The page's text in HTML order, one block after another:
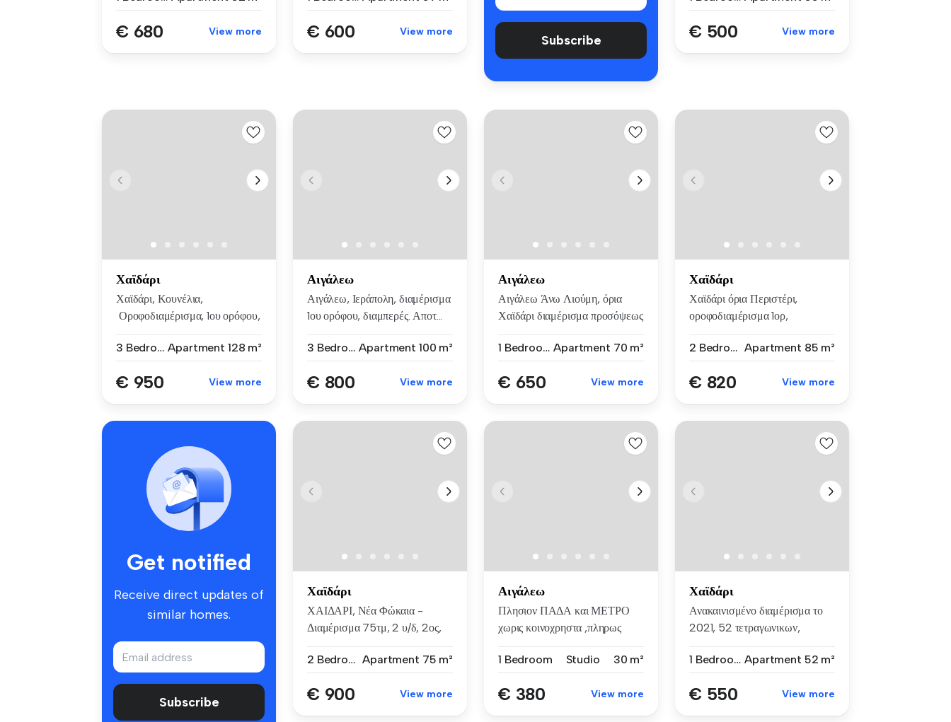
€ 680 View more € 600 View more
Subscribe € 500 View more
Χαϊδάρι
Χαϊδάρι, Κουνέλια,
Οροφοδιαμέρισμα, 1ου ορόφου,
3 Bedrooms Apartment 128 m²
€ 950 View more
Αιγάλεω
Αιγάλεω, Ιεράπολη, διαμέρισμα
1ου ορόφου, διαμπερές. Αποτ...
3 Bedrooms Apartment 100 m²
€ 800 View more
Αιγάλεω
Αιγάλεω Άνω Λιούμη, όρια
Χαϊδάρι διαμέρισμα προσόψεως
1 Bedroom Apartment 70 m²
€ 650 View more
Χαϊδάρι
Χαϊδάρι όρια Περιστέρι,
οροφοδιαμέρισμα 1ορ,
2 Bedrooms Apartment 85 m²
€ 820 View more
Get notified
Receive direct updates of
similar homes.
Subscribe
Χαϊδάρι
ΧΑΙΔΑΡΙ, Νέα Φώκαια -
Διαμέρισμα 75τμ, 2 υ/δ, 2ος,
2 Bedrooms Apartment 75 m²
€ 900 View more
Αιγάλεω
Πλησιον ΠΑΔΑ και ΜΕΤΡΟ
χωρις κοινοχρηστα ,πληρως
1 Bedroom
Studio 30 m²
€ 380 View more
Χαϊδάρι
Ανακαινισμένο διαμέρισμα το
2021, 52 τετραγωνικων,
1 Bedroom Apartment 52 m²
€ 550 View more